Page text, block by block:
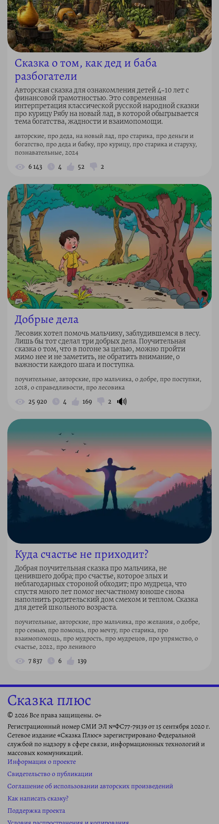
Сказка о том, как дед и баба
разбогатели
Авторская сказка для ознакомления детей 4–10 лет с
финансовой грамотностью. Это современная
интерпретация классической русской народной сказки
про курицу Рябу на новый лад, в которой обыгрывается
тема богатства, жадности и взаимопомощи.
авторские, про деда, на новый лад, про старика, про деньги и
богатство, про деда и бабку, про курицу, про старика и старуху,
познавательные, 2024
6 143 4 52 2
Добрые дела
Лесовик хотел помочь мальчику, заблудившемся в лесу.
Лишь бы тот сделал три добрых дела. Поучительная
сказка о том, что в погоне за целью, можно пройти
мимо нее и не заметить, не обратить внимание, о
важности каждого шага и поступка.
поучительные, авторские, про мальчика, о добре, про поступки,
2018, о справедливости, про лесовика
25 920 4 169 2 🔊
Куда счастье не приходит?
Добрая поучительная сказка про мальчика, не
ценившего добра; про счастье, которое злых и
неблагодарных стороной обходит; про мудреца, что
спустя много лет помог несчастному юноше снова
наполнить родительский дом смехом и теплом. Сказка
для детей школьного возраста.
поучительные, авторские, про мальчика, про желания, о добре,
про семью, про помощь, про мечту, про старика, про
взаимопомощь, про мудрость, про мудрецов, про упрямство, о
счастье, 2022, про ленивого
7 837 6 139
Сказка плюс
© 2026 Все права защищены. 0+
Регистрационный номер СМИ ЭЛ №ФС77-79139 от 15 сентября 2020 г.
Сетевое издание «Сказка Плюс» зарегистрировано Федеральной
службой по надзору в сфере связи, информационных технологий и
массовых коммуникаций.
Информация о проекте
Свидетельство о публикации
Соглашение об использовании авторских произведений
Как написать сказку?
Поддержка проекта